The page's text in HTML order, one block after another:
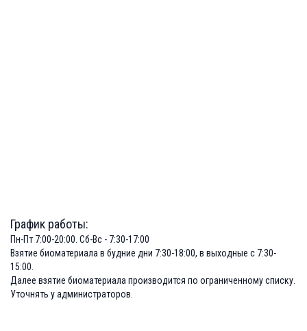
График работы:
Пн-Пт 7:00-20:00. Сб-Вс - 7:30-17:00
Взятие биоматериала в будние дни 7:30-18:00, в выходные с 7:30-
15:00.
Далее взятие биоматериала производится по ограниченному списку.
Уточнять у администраторов.